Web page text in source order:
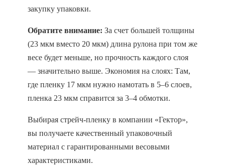
закупку упаковки.
Обратите внимание: За счет большей толщины
(23 мкм вместо 20 мкм) длина рулона при том же
весе будет меньше, но прочность каждого слоя
— значительно выше. Экономия на слоях: Там,
где пленку 17 мкм нужно намотать в 5–6 слоев,
пленка 23 мкм справится за 3–4 обмотки.
Выбирая стрейч-пленку в компании «Гектор»,
вы получаете качественный упаковочный
материал с гарантированными весовыми
характеристиками.